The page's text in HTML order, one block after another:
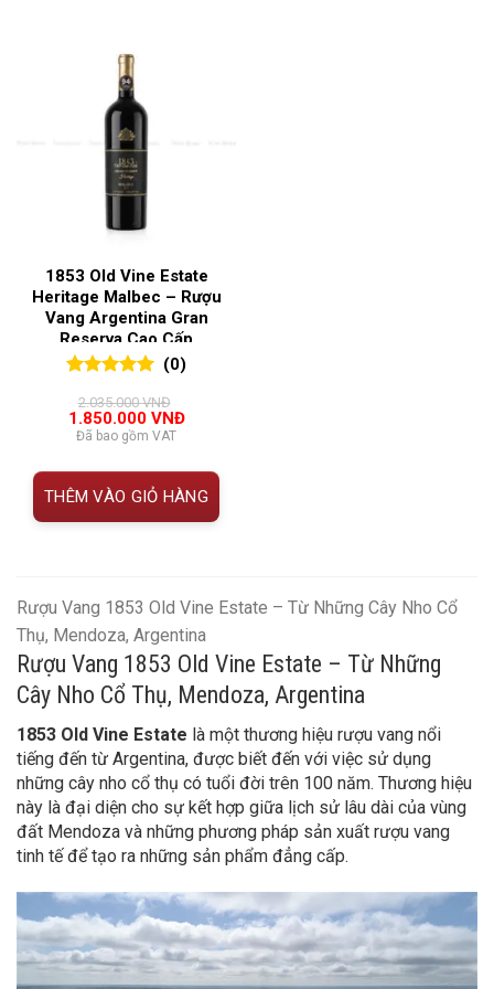
1853 Old Vine Estate
Heritage Malbec – Rượu
Vang Argentina Gran
Reserva Cao Cấp
đánh giá
(0)
2.035.000VNĐ
Giá
gốc
2.035.000 VNĐ.
1.850.000 VNĐGiá
là:
1.850.000 VNĐ.
Đã bao gồm VAT
THÊM VÀO GIỎ HÀNG
Rượu Vang 1853 Old Vine Estate – Từ Những Cây Nho Cổ
Thụ, Mendoza, Argentina
Rượu Vang 1853 Old Vine Estate – Từ Những
Cây Nho Cổ Thụ, Mendoza, Argentina
1853 Old Vine Estate là một thương hiệu rượu vang nổi
tiếng đến từ Argentina, được biết đến với việc sử dụng
những cây nho cổ thụ có tuổi đời trên 100 năm. Thương hiệu
này là đại diện cho sự kết hợp giữa lịch sử lâu dài của vùng
đất Mendoza và những phương pháp sản xuất rượu vang
tinh tế để tạo ra những sản phẩm đẳng cấp.